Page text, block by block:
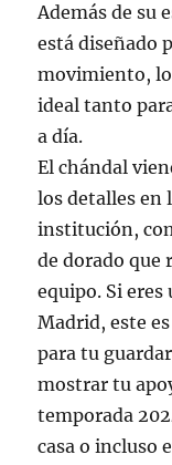
Además de su
está diseñado
movimiento,
ideal tanto
a día.
El chándal
los detalles en
institución,
de dorado que
equipo. Si
Madrid, este
para tu
mostrar tu
temporada
casa o incluso